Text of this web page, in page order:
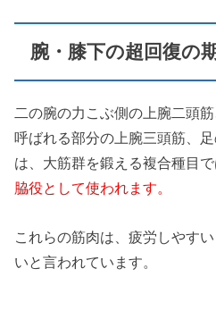
腕・膝下の超回復の
二の腕の力こぶ側の上腕二頭
呼ばれる部分の上腕三頭筋、
は、大筋群を鍛える複合種目
脇役として使われます。
これらの筋肉は、疲労しやす
いと言われています。